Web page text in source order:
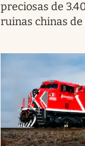
preciosas de
ruinas chinas